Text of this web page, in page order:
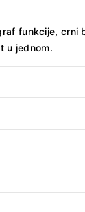
funkcije, crni
u jednom.